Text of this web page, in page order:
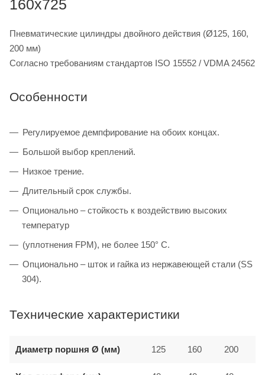
160x725
Пневматические цилиндры двойного действия (Ø125, 160,
200 мм)
Согласно требованиям стандартов ISO 15552 / VDMA 24562
Особенности
Регулируемое демпфирование на обоих концах.
Большой выбор креплений.
Низкое трение.
Длительный срок службы.
Опционально – стойкость к воздействию высоких
температур
(уплотнения FPM), не более 150° C.
Опционально – шток и гайка из нержавеющей стали (SS
304).
Технические характеристики
Диаметр поршня Ø (мм) 125 160 200